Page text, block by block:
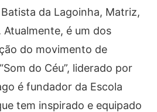
da Lagoinha, Matriz,
é um dos
do movimento de
do Céu”, liderado por
é fundador da Escola
tem inspirado e equipado